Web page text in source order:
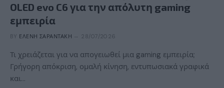
OLED evo C6 για την απόλυτη gaming
εμπειρία
BY ΕΛΈΝΗ ΣΑΡΑΝΤΆΚΗ 28/07/2026
Τι χρειάζεται για να απογειωθεί μια gaming εμπειρία;
Γρήγορη απόκριση, ομαλή κίνηση, εντυπωσιακά γραφικά
και…